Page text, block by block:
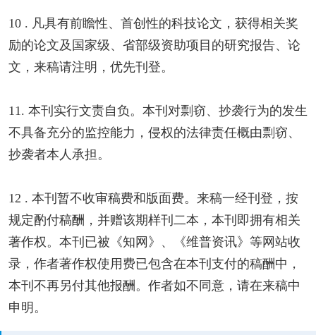
10 . 凡具有前瞻性、首创性的科技论文，获得相关奖
励的论文及国家级、省部级资助项目的研究报告、论
文，来稿请注明，优先刊登。
11. 本刊实行文责自负。本刊对剽窃、抄袭行为的发生
不具备充分的监控能力，侵权的法律责任概由剽窃、
抄袭者本人承担。
12 . 本刊暂不收审稿费和版面费。来稿一经刊登，按
规定酌付稿酬，并赠该期样刊二本，本刊即拥有相关
著作权。本刊已被《知网》、《维普资讯》等网站收
录，作者著作权使用费已包含在本刊支付的稿酬中，
本刊不再另付其他报酬。作者如不同意，请在来稿中
申明。